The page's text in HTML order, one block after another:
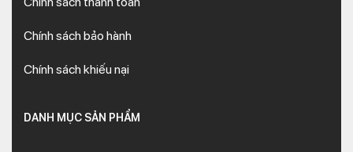
Chính sách bảo hành
Chính sách khiếu nại
DANH MỤC SẢN PHẨM